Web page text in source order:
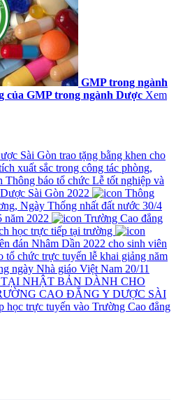
GMP trong ngành
của GMP trong ngành Dược Xem
Sài Gòn trao tặng bằng khen cho
xuất sắc trong công tác phòng,
Thông báo tổ chức Lễ tốt nghiệp và
Sài Gòn 2022
Thông
Ngày Thống nhất đất nước 30/4
năm 2022
Trường Cao đẳng
học trực tiếp tại trường
đán Nhâm Dần 2022 cho sinh viên
tổ chức trực tuyến lễ khai giảng năm
ngày Nhà giáo Việt Nam 20/11
NHẬT BẢN DÀNH CHO
CAO ĐẲNG Y DƯỢC SÀI
học trực tuyến vào Trường Cao đẳng